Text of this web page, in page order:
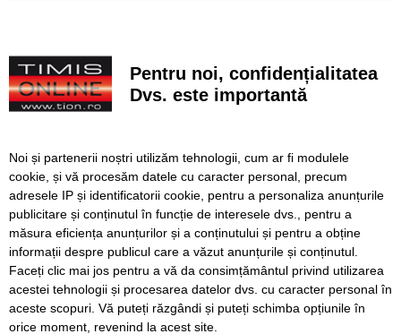
la final
Cu un ghiozdan donat, puteți ajuta un copil să înceapă
anul școlar cu tot ce are nevoie. Campania revine la
Avansează șantierul Pasajului Slavici–Polonă. Lațcău: „La
sfârșitul anului viitor vom circula pe podurile noi”
VIDEO. Din toamnă, încă 324 de locuri de cazare pentru
studenții UVT. Două cămine noi sunt aproape gata
SERVICII Redactia Folosinta Cookie-urilor
Pentru noi, confidențialitatea
Dvs. este importantă
Noi și partenerii noștri utilizăm tehnologii, cum ar fi modulele
cookie, și vă procesăm datele cu caracter personal, precum
adresele IP și identificatorii cookie, pentru a personaliza anunțurile
publicitare și conținutul în funcție de interesele dvs., pentru a
măsura eficiența anunțurilor și a conținutului și pentru a obține
informații despre publicul care a văzut anunțurile și conținutul.
Faceți clic mai jos pentru a vă da consimțământul privind utilizarea
acestei tehnologii și procesarea datelor dvs. cu caracter personal în
aceste scopuri. Vă puteți răzgândi și puteți schimba opțiunile în
orice moment, revenind la acest site.